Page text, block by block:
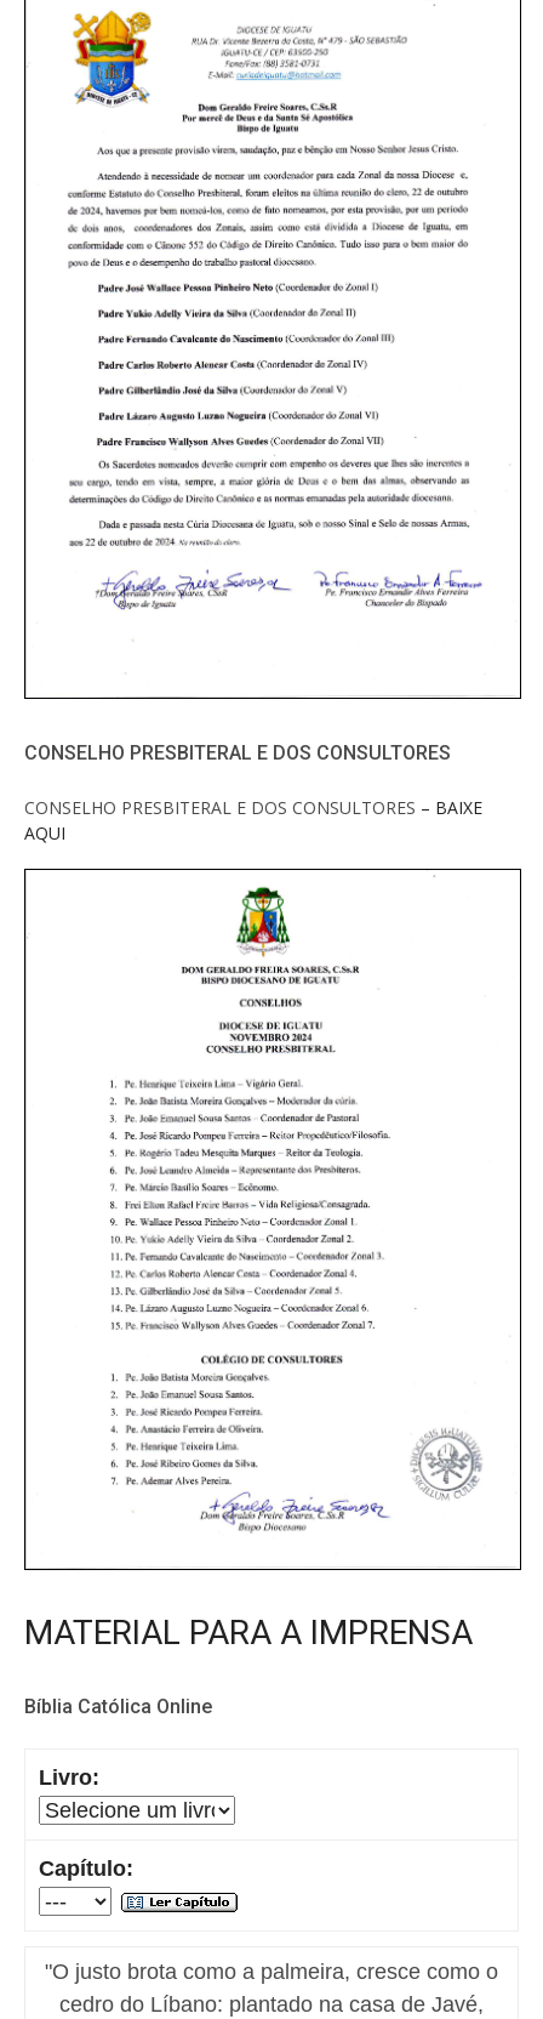
CONSELHO PRESBITERAL E DOS CONSULTORES
CONSELHO PRESBITERAL E DOS CONSULTORES – BAIXE
AQUI
MATERIAL PARA A IMPRENSA
Bíblia Católica Online
Livro:
Capítulo:
"O justo brota como a palmeira, cresce como o
cedro do Líbano: plantado na casa de Javé,